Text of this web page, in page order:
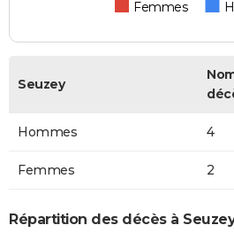
Femmes
Seuzey
Hommes 4
Femmes 2
Répartition des décès à